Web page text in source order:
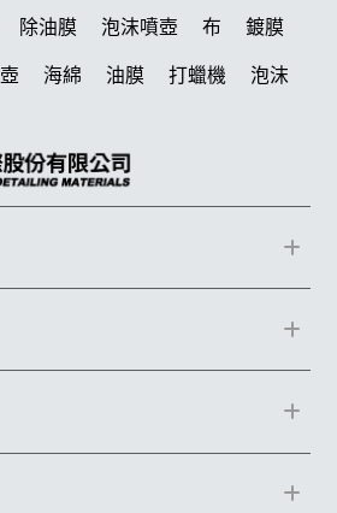
除油膜 泡沫噴壺 布 鍍膜
海綿 油膜 打蠟機 泡沫
噴頭 D79
裝 吸水布推薦 新手洗車